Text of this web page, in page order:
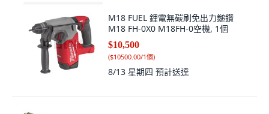
M18 FUEL 鋰電無碳刷免出力鎚鑽
M18 FH​-0X0 M18FH-0空機, 1個
$10,500
($10500.00/1個)
8/13 星期四 預計送達